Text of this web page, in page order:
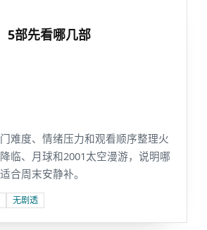
5部先看哪几部
难度、情绪压力和观看顺序整理火
临、月球和2001太空漫游，说明哪
合周末安静补。
无剧透